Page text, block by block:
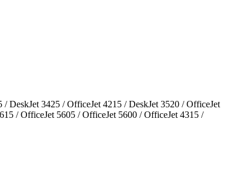
DeskJet 3425 / OfficeJet 4215 / DeskJet 3520 / OfficeJet
/ OfficeJet 5605 / OfficeJet 5600 / OfficeJet 4315 /